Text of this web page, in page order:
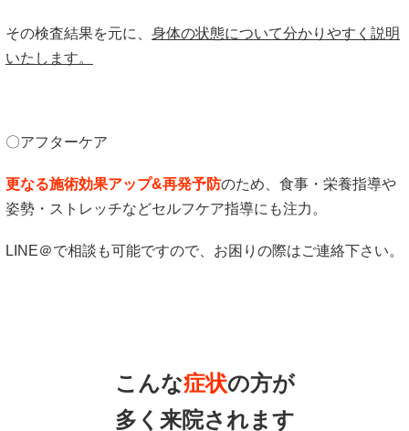
その検査結果を元に、 身体の状態について分かりやすく説明
いたします。
〇アフターケア
更なる施術効果アップ&再発予防のため、食事・栄養指導や
姿勢・ストレッチなどセルフケア指導にも注力。
LINE＠で相談も可能ですので、お困りの際はご連絡下さい。
こんな症状の方が
多く来院されます